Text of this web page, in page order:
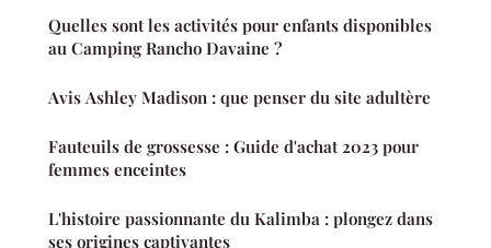
Quelles sont les activités pour enfants disponibles
au Camping Rancho Davaine ?
Avis Ashley Madison : que penser du site adultère
Fauteuils de grossesse : Guide d'achat 2023 pour
femmes enceintes
L'histoire passionnante du Kalimba : plongez dans
ses origines captivantes